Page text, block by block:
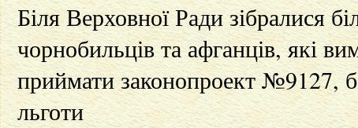
Біля Верховної Ради зібралися
чорнобильців та афганців, які
приймати законопроект №9127,
льготи